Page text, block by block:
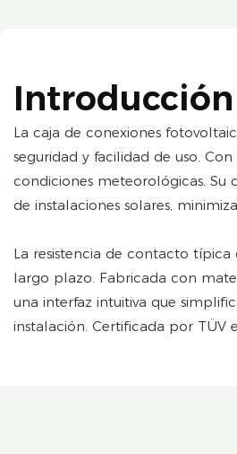
La caja de conexiones
seguridad y facilidad de uso.
condiciones meteorológicas.
de instalaciones solares,
La resistencia de contacto
largo plazo. Fabricada con
una interfaz intuitiva que
instalación. Certificada por TÜV